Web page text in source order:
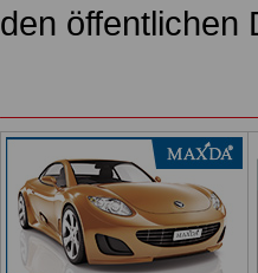
den öffentlichen